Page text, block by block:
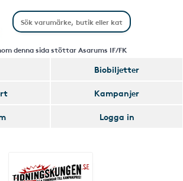
denna sida stöttar Asarums IF/FK
Biobiljetter
Kampanjer
Logga in